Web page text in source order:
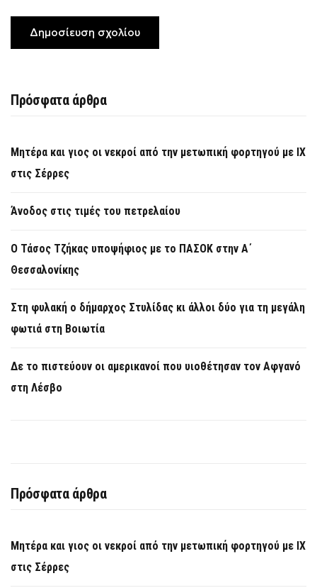
Πρόσφατα άρθρα
Μητέρα και γιος οι νεκροί από την μετωπική φορτηγού με ΙΧ
στις Σέρρες
Άνοδος στις τιμές του πετρελαίου
Ο Τάσος Τζήκας υποψήφιος με το ΠΑΣΟΚ στην Α΄
Θεσσαλονίκης
Στη φυλακή ο δήμαρχος Στυλίδας κι άλλοι δύο για τη μεγάλη
φωτιά στη Βοιωτία
Δε το πιστεύουν οι αμερικανοί που υιοθέτησαν τον Αφγανό
στη Λέσβο
Πρόσφατα άρθρα
Μητέρα και γιος οι νεκροί από την μετωπική φορτηγού με ΙΧ
στις Σέρρες